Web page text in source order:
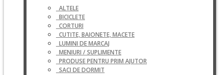
ALTELE
BICICLETE
CORTURI
CUTITE, BAIONETE, MACETE
LUMINI DE MARCAJ
MENIURI / SUPLIMENTE
PRODUSE PENTRU PRIM AJUTOR
SACI DE DORMIT